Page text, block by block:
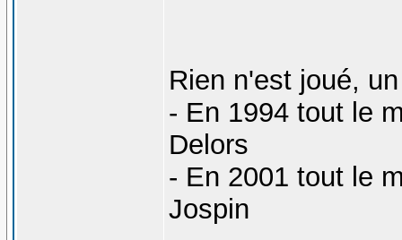
Rien n'est joué,
- En 1994 tout le
Delors
- En 2001 tout le
Jospin